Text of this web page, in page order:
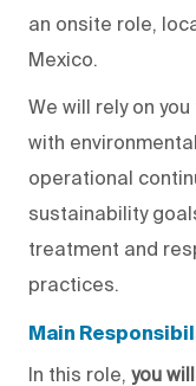
an onsite role,
Mexico.
We will rely on
with
operational
sustainability
treatment and
practices.
Main
In this role, you will